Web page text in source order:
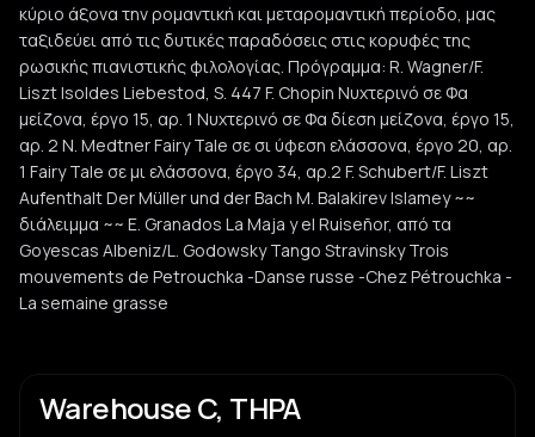
κύριο άξονα την ρομαντική και μεταρομαντική περίοδο, μας
ταξιδεύει από τις δυτικές παραδόσεις στις κορυφές της
ρωσικής πιανιστικής φιλολογίας. Πρόγραμμα: R. Wagner/F.
Liszt Isoldes Liebestod, S. 447 F. Chopin Νυχτερινό σε Φα
μείζονα, έργο 15, αρ. 1 Νυχτερινό σε Φα δίεση μείζονα, έργο 15,
αρ. 2 N. Medtner Fairy Tale σε σι ύφεση ελάσσονα, έργο 20, αρ.
1 Fairy Tale σε μι ελάσσονα, έργο 34, αρ.2 F. Schubert/F. Liszt
Aufenthalt Der Müller und der Bach M. Balakirev Islamey ~~
διάλειμμα ~~ E. Granados La Maja y el Ruiseñor, από τα
Goyescas Albeniz/L. Godowsky Tango Stravinsky Trois
mouvements de Petrouchka -Danse russe -Chez Pétrouchka -
La semaine grasse
Warehouse C, THPA